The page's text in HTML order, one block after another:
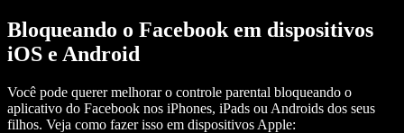
Bloqueando o Facebook em dispositivos
iOS e Android
Você pode querer melhorar o controle parental bloqueando o
aplicativo do Facebook nos iPhones, iPads ou Androids dos seus
filhos. Veja como fazer isso em dispositivos Apple: